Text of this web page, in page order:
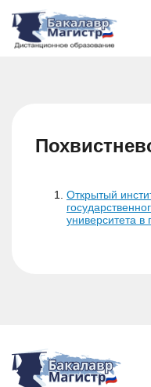
Открытый
университета в